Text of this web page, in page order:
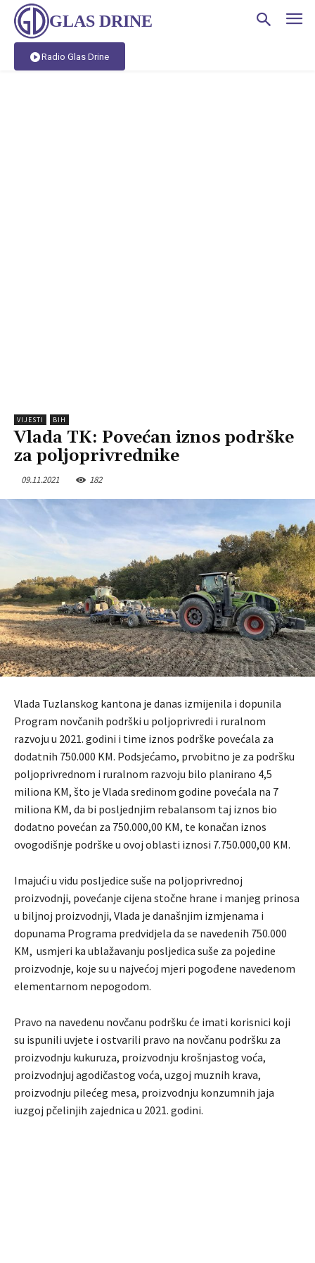
GLAS DRINE
Radio Glas Drine
VIJESTI BIH
Vlada TK: Povećan iznos podrške
za poljoprivrednike
09.11.2021 182
Vlada Tuzlanskog kantona je danas izmijenila i dopunila
Program novčanih podrški u poljoprivredi i ruralnom
razvoju u 2021. godini i time iznos podrške povećala za
dodatnih 750.000 KM. Podsjećamo, prvobitno je za podršku
poljoprivrednom i ruralnom razvoju bilo planirano 4,5
miliona KM, što je Vlada sredinom godine povećala na 7
miliona KM, da bi posljednjim rebalansom taj iznos bio
dodatno povećan za 750.000,00 KM, te konačan iznos
ovogodišnje podrške u ovoj oblasti iznosi 7.750.000,00 KM.
Imajući u vidu posljedice suše na poljoprivrednoj
proizvodnji, povećanje cijena stočne hrane i manjeg prinosa
u biljnoj proizvodnji, Vlada je današnjim izmjenama i
dopunama Programa predvidjela da se navedenih 750.000
KM, usmjeri ka ublažavanju posljedica suše za pojedine
proizvodnje, koje su u najvećoj mjeri pogođene navedenom
elementarnom nepogodom.
Pravo na navedenu novčanu podršku će imati korisnici koji
su ispunili uvjete i ostvarili pravo na novčanu podršku za
proizvodnju kukuruza, proizvodnju krošnjastog voća,
proizvodnjuj agodičastog voća, uzgoj muznih krava,
proizvodnju pilećeg mesa, proizvodnju konzumnih jaja
iuzgoj pčelinjih zajednica u 2021. godini.